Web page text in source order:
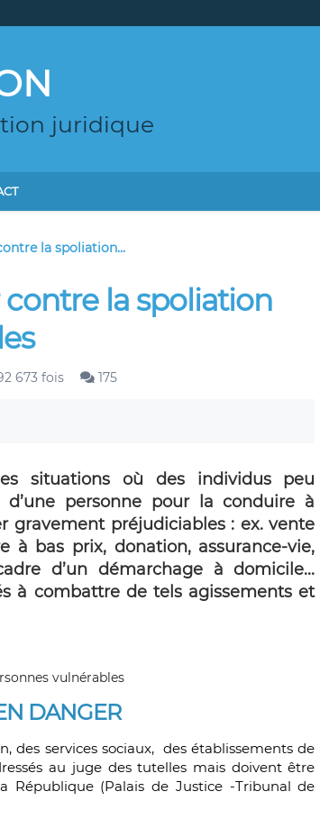
juridique
la spoliation...
la spoliation
673 fois 175
situations où des individus peu
personne pour la conduire à
gravement préjudiciables : ex. vente
à bas prix, donation, assurance-vie,
d’un démarchage à domicile...
à combattre de tels agissements et
DANGER
des services sociaux, des établissements de
au juge des tutelles mais doivent être
République (Palais de Justice -Tribunal de